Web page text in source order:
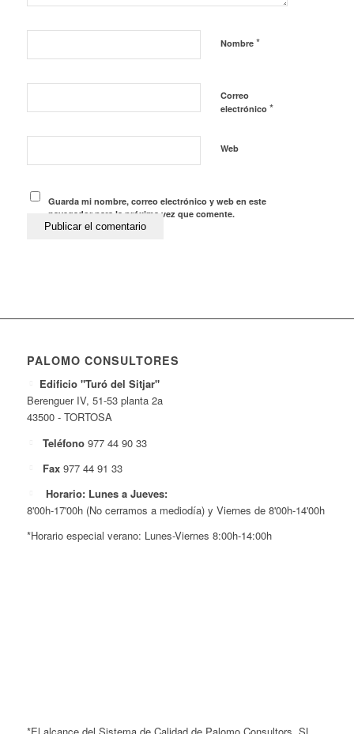
Nombre *
Correo
electrónico *
Web
Guarda mi nombre, correo electrónico y web en este
navegador para la próxima vez que comente.
PALOMO CONSULTORES
Edificio "Turó del Sitjar"
Berenguer IV, 51-53 planta 2a
43500 - TORTOSA
Teléfono 977 44 90 33
Fax 977 44 91 33
Horario: Lunes a Jueves:
8'00h-17'00h (No cerramos a mediodía) y Viernes de 8'00h-14'00h
*Horario especial verano: Lunes-Viernes 8:00h-14:00h